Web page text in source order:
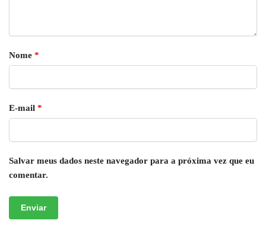
Nome *
E-mail *
Salvar meus dados neste navegador para a próxima vez que eu
comentar.